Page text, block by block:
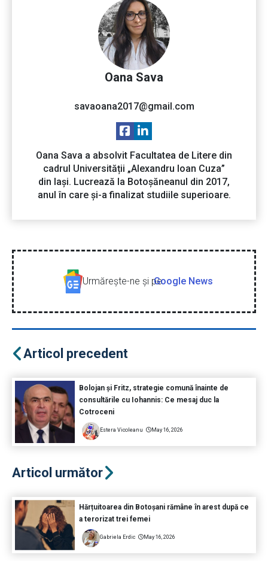
Oana Sava
savaoana2017@gmail.com
Oana Sava a absolvit Facultatea de Litere din
cadrul Universității „Alexandru Ioan Cuza”
din Iași. Lucrează la Botoșăneanul din 2017,
anul în care și-a finalizat studiile superioare.
Urmăreşte-ne şi peGoogle News
Articol precedent
Bolojan și Fritz, strategie comună înainte de
consultările cu Iohannis: Ce mesaj duc la
Cotroceni
Estera Vicoleanu May 16, 2026
Articol următor
Hărțuitoarea din Botoșani rămâne în arest după ce
a terorizat trei femei
Gabriela Erdic May 16, 2026